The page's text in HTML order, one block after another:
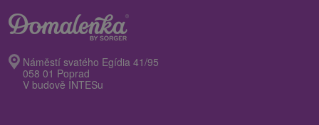
Náměstí svatého Egídia 41/95
058 01 Poprad
V budově INTESu